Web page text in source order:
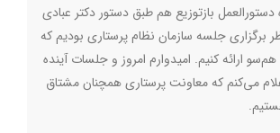
دستورالعمل بازتوزیع هم طبق دستور دکتر عبادی
برگزاری جلسه سازمان نظام پرستاری بودیم که
هم‌سو ارائه کنیم. امیدوارم امروز و جلسات آینده
می‌کنم که معاونت پرستاری همچنان مشتاق